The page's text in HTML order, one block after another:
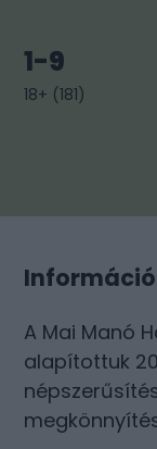
1-9
18+ (181)
Információ
A Mai Manó
alapítottuk